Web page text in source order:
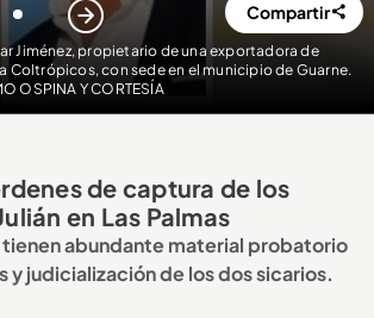
Jiménez, propietario de una exportadora de
Coltrópicos, con sede en el municipio de Guarne.
OSPINA Y CORTESÍA
2 Compartir
de captura de los
en Las Palmas
abundante material probatorio
y judicialización de los dos sicarios.